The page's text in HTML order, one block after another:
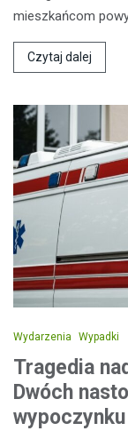
mieszkańcom
Czytaj dalej
Wydarzenia Wypadki
Tragedia
Dwóch
wypoczynku